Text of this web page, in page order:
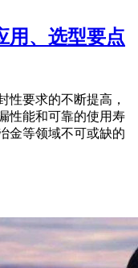
用、选型要点
性要求的不断提高，
性能和可靠的使用寿
金等领域不可或缺的